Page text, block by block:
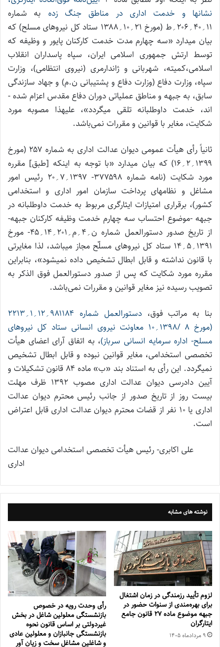
نشان­ها و خدمت اداری در مناطق جنگ ­زده به شماره
۱۱؍۴۰؍۲۰۶؍ط (مورخ ۲۱؍۱۰؍۱۳۸۸ ستاد کل نیروهای مسلح) که
بیان می­دارد «سه ­چهارم مدت خدمت کارکنان پایور و وظیفه که
توسط ارتش جمهوری اسلامی ایران، سپاه پاسداران انقلاب
اسلامی،کمیته، شهربانی و ژاندارمری (نیروی انتظامی)، وزارت
سپاه، وزارت دفاع (وزارت دفاع و پشتیبانی ن.م) و جهاد سازندگی
سابق، به جبهه و مناطق عملیاتی دوران دفاع مقدس اعزام شده ­
اند، خدمت داوطلبانه تلقی می­گردد»، علیهذا مصوبه مورد
شکایت، مغایر با قوانین و مقررات نمی­‌باشد.
ثانیاً رأی هیأت عمومی دیوان عدالت اداری به شماره ۲۵۷ (مورخ
۱۳۹۹؍۲؍۱۶) که بیان می­دارد «با توجه به اینکه [طبق] مقرره
مورد شکایت (نامه شماره ۳۷۷۵۹۸- ۱۳۹۷؍۷؍۲۰ رئیس امور
مشاغل و نظام­های پرداخت سازمان امور اداری و استخدامی
کشور)، برقراری امتیازات ایثارگری مربوط به خدمت داوطلبانه در
جبهه -موضوع احتساب سه­ چهارم خدمت وظیفه کارکنان جبهه-
از تاریخ صدور دستورالعمل شماره ن؍۴؍م؍۲۰۱؍۱۴؍۴۵- مورخ
۱۳۹۱؍۵؍۱۴ ستاد کل نیروهای مسلّح مجاز می­باشد، لذا مغایرتی
با قانون نداشته و قابل ابطال تشخیص داده نمی­شود»، بنابراین
مقرره مورد شکایت که پس از صدور دستورالعمل فوق ­الذکر به
تصویب رسیده نیز مغایر قوانین و مقررات نمی­‌باشد.
بنا به مراتب فوق،
دستورالعمل شماره ۹۸۱۱۸۴؍۱۲؍۱؍۲۲۱۳
(مورخ ۸ /۱۳۹۸؍۱۰ معاونت نیروی انسانی ستاد کل نیروهای
مسلح- اداره سرمایه انسانی سرباز)، به اتفاق آرای اعضای هیأت
تخصصی استخدامی، مغایر قوانین نبوده و قابل ابطال تشخیص
نمی­گردد. این رأی به استناد بند «ب» ماده ۸۴ قانون تشکیلات و
آیین دادرسی دیوان عدالت اداری مصوب ۱۳۹۲ ظرف مهلت
بیست روز از تاریخ صدور از جانب رئیس محترم دیوان عدالت
اداری یا ۱۰ نفر از قضات محترم دیوان عدالت اداری قابل اعتراض
است.
علی اکابری- رئیس هیأت تخصصی استخدامی دیوان عدالت
اداری
نوشته های مشابه
لزوم تأیید رزمندگی در زمان اشتغال
برای بهره‌مندی از سنوات حضور در
جبهه موضوع ماده ۲۷ قانون جامع
ایتارگران
۹ مرداد‌ماه ۱۴۰۵
رأی وحدت رویه در خصوص
بازنشستگی معلولین شاغل در بخش
غیردولتی بر اساس قانون نحوه
بازنشستگی جانبازان و معلولین عادی
و شاغلین مشاغل سخت و زیان آور